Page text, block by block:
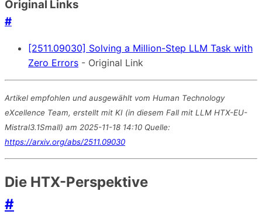
Original Links
#
[2511.09030] Solving a Million-Step LLM Task with
Zero Errors - Original Link
Artikel empfohlen und ausgewählt vom Human Technology
eXcellence Team, erstellt mit KI (in diesem Fall mit LLM HTX-EU-
Mistral3.1Small) am 2025-11-18 14:10 Quelle:
https://arxiv.org/abs/2511.09030
Die HTX-Perspektive
#